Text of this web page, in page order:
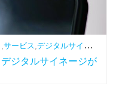
,サービス,デジタルサイネージ
ジタルサイネージが